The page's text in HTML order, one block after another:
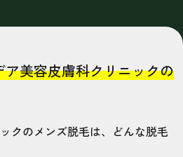
ア美容皮膚科クリニックの
クのメンズ脱毛は、どんな脱毛